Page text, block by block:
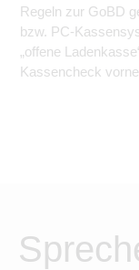
Regeln zur GoBD
bzw. PC-
„offene
Kassencheck